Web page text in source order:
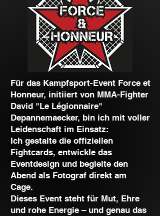
Für das Kampfsport-Event Force et
Honneur, initiiert von MMA-Fighter
David "Le Légionnaire"
Depannemaecker, bin ich mit voller
Leidenschaft im Einsatz:
Ich gestalte die offiziellen
Fightcards, entwickle das
Eventdesign und begleite den
Abend als Fotograf direkt am
Cage.
Dieses Event steht für Mut, Ehre
und rohe Energie – und genau das